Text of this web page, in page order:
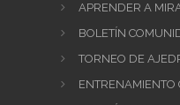
APRENDER A
BOLETÍN
TORNEO DE
ENTRENAMIENTO